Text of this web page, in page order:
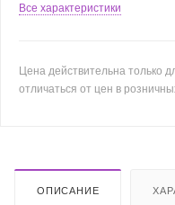
Все характеристики
Цена действительна только
отличаться от цен в
ОПИСАНИЕ